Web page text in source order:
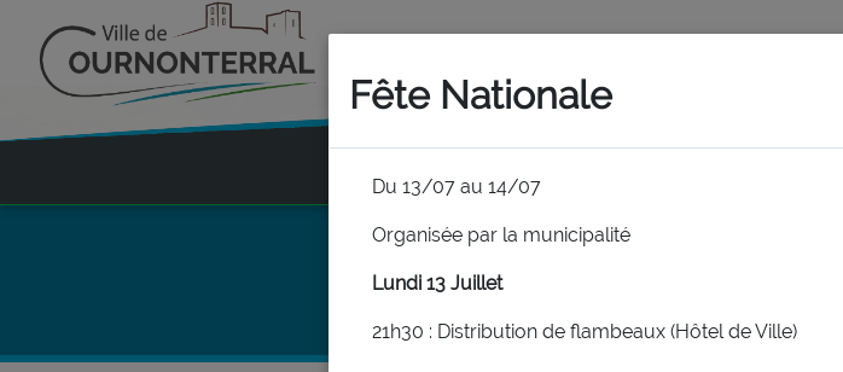
MA MAIRIE
Fête Nationale
Du 13/07 au 14/07
Organisée par la municipalité
Lundi 13 Juillet
21h30 : Distribution de flambeaux (Hôtel de Ville)